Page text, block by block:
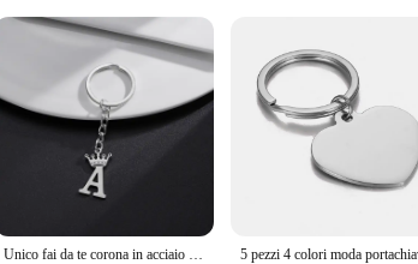
Unico fai da te corona in acciaio inox A-Z lettere ciondolo portachiavi per uomo donna 26 alfabeto auto portachiavi nome gioielli portachiavi regalo